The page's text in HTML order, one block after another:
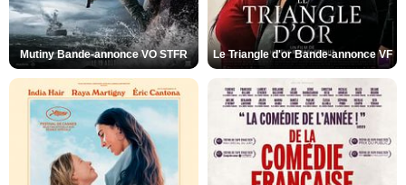
Mutiny Bande-annonce VO STFR Le Triangle d'or Bande-annonce VF